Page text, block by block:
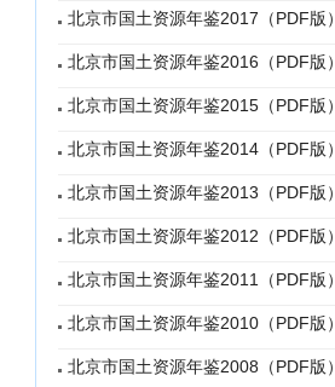
北京市国土资源年鉴2017（PDF版）
北京市国土资源年鉴2016（PDF版）
北京市国土资源年鉴2015（PDF版）
北京市国土资源年鉴2014（PDF版）
北京市国土资源年鉴2013（PDF版）
北京市国土资源年鉴2012（PDF版）
北京市国土资源年鉴2011（PDF版）
北京市国土资源年鉴2010（PDF版）
北京市国土资源年鉴2008（PDF版）